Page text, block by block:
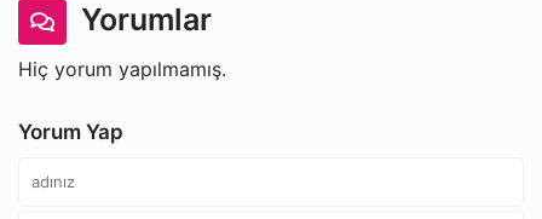
Yorumlar
Hiç yorum yapılmamış.
Yorum Yap